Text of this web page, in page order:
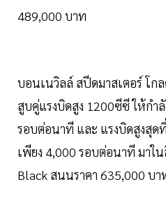
489,000 บาท
บอนเนวิลล์ สปีดมาสเตอร์ โก
สูบคู่แรงบิดสูง 1200ซีซี ให้กำ
รอบต่อนาที และ แรงบิดสูงสุด
เพียง 4,000 รอบต่อนาที มาใ
Black สนนราคา 635,000 บา